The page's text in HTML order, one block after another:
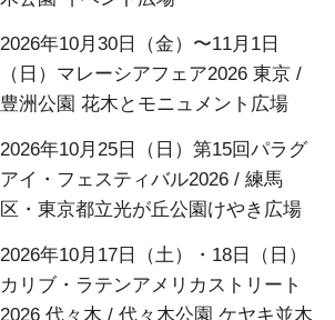
2026年10月30日（金）〜11月1日
（日）マレーシアフェア2026 東京 /
豊洲公園 花木とモニュメント広場
2026年10月25日（日）第15回パラグ
アイ・フェスティバル2026 / 練馬
区・東京都立光が丘公園けやき広場
2026年10月17日（土）・18日（日）
カリブ・ラテンアメリカストリート
2026 代々木 / 代々木公園 ケヤキ並木